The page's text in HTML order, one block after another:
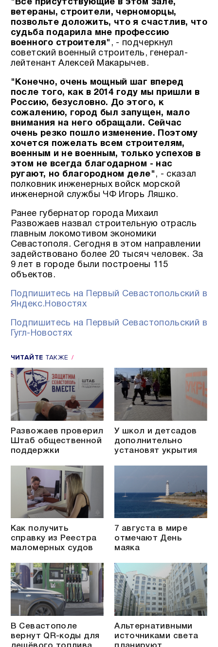
"Все присутствующие в этом зале,
ветераны, строители, черноморцы,
позвольте доложить, что я счастлив, что
судьба подарила мне профессию
военного строителя" , - подчеркнул
советский военный строитель, генерал-
лейтенант Алексей Макарычев.
"Конечно, очень мощный шаг вперед
после того, как в 2014 году мы пришли в
Россию, безусловно. До этого, к
сожалению, город был запущен, мало
внимания на него обращали. Сейчас
очень резко пошло изменение. Поэтому
хочется пожелать всем строителям,
военным и не военным, только успехов в
этом не всегда благодарном - нас
ругают, но благородном деле" , - сказал
полковник инженерных войск морской
инженерной службы ЧФ Игорь Ляшко.
Ранее губернатор города Михаил
Развожаев назвал строительную отрасль
главным локомотивом экономики
Севастополя. Сегодня в этом направлении
задействовано более 20 тысяч человек. За
9 лет в городе были построены 115
объектов.
Подпишитесь на Первый Севастопольский в
Яндекс.Новостях
Подпишитесь на Первый Севастопольский в
Гугл-Новостях
ЧИТАЙТЕ ТАКЖЕ
Развожаев проверил
Штаб общественной
поддержки
У школ и детсадов
дополнительно
установят укрытия
Как получить
справку из Реестра
маломерных судов
7 августа в мире
отмечают День
маяка
В Севастополе
вернут QR-коды для
Альтернативными
источниками света